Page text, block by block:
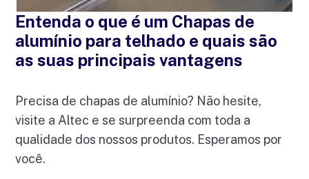
Entenda o que é um Chapas de
alumínio para telhado e quais são
as suas principais vantagens
Precisa de chapas de alumínio? Não hesite,
visite a Altec e se surpreenda com toda a
qualidade dos nossos produtos. Esperamos por
você.